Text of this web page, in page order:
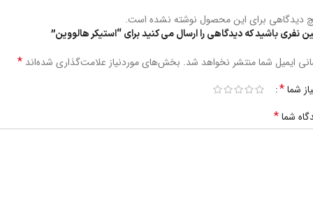
دیدگاهی برای این محصول نوشته نشده است.
نفری باشید که دیدگاهی را ارسال می کنید برای “استیکر هالووین”
ایمیل شما منتشر نخواهد شد. بخش‌های موردنیاز علامت‌گذاری شده‌اند *
شما*
شما*